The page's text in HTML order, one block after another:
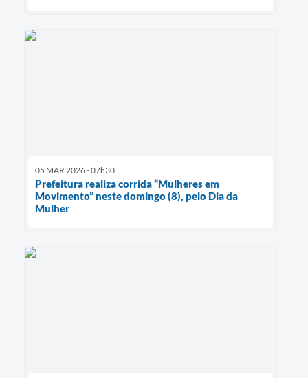
05 MAR 2026 - 07h30
Prefeitura realiza corrida “Mulheres em
Movimento” neste domingo (8), pelo Dia da
Mulher